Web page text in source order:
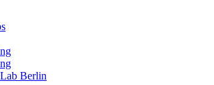
Berlin